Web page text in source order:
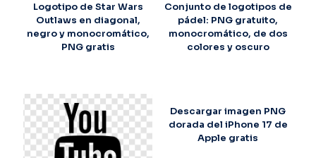
Logotipo de Star Wars
Outlaws en diagonal,
negro y monocromático,
PNG gratis
Conjunto de logotipos de
pádel: PNG gratuito,
monocromático, de dos
colores y oscuro
Descargar imagen PNG
dorada del iPhone 17 de
Apple gratis